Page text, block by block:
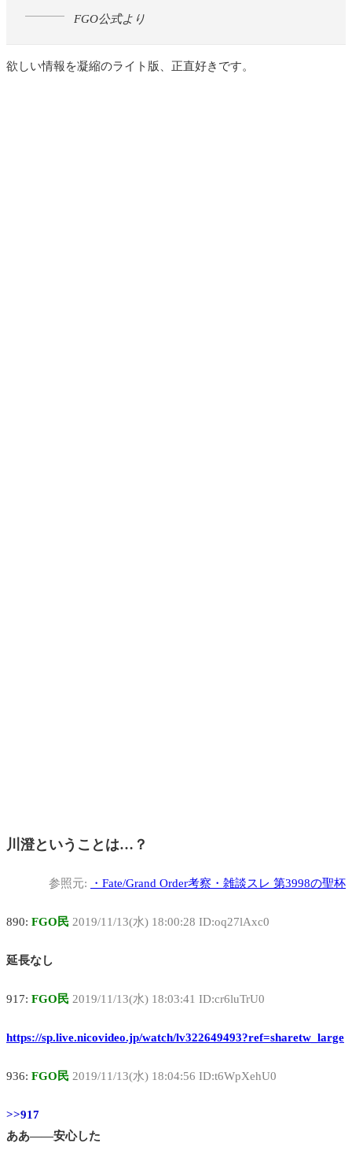
FGO公式より
欲しい情報を凝縮のライト版、正直好きです。
川澄ということは…？
参照元: ・ Fate/Grand Order考察・雑談スレ 第3998の聖杯
890: FGO民 2019/11/13(水) 18:00:28 ID:oq27lAxc0
延長なし
917: FGO民 2019/11/13(水) 18:03:41 ID:cr6luTrU0
https://sp.live.nicovideo.jp/watch/lv322649493?ref=sharetw_large
936: FGO民 2019/11/13(水) 18:04:56 ID:t6WpXehU0
>>917
ああ――安心した